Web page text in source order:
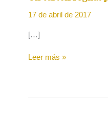
17 de abril de 2017
[…]
Leer más »